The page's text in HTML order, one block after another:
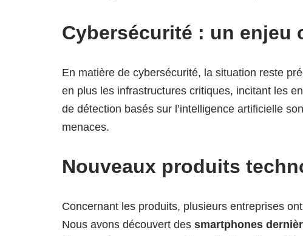
Cybersécurité : un enjeu
En matière de cybersécurité, la situation reste
en plus les infrastructures critiques, incitant les
de détection basés sur l’intelligence artificielle
menaces.
Nouveaux produits
Concernant les produits, plusieurs entreprises
Nous avons découvert des smartphones